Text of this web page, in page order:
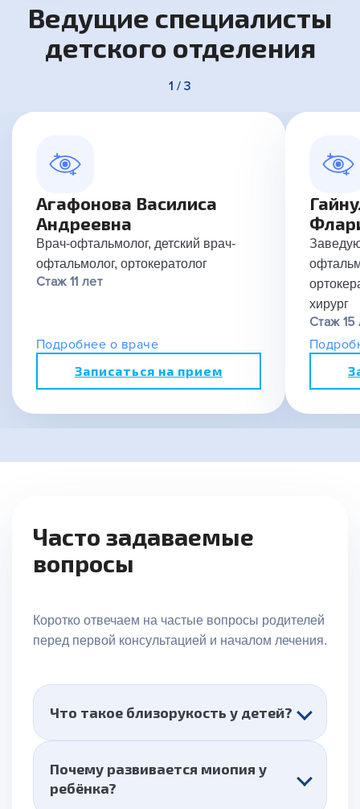
Ведущие специалисты
детского отделения
1 / 3
Агафонова Василиса
Андреевна
Врач-офтальмолог, детский врач-
офтальмолог, ортокератолог
Стаж 11 лет
Подробнее о враче
Записаться на прием
хирург
Стаж 15
Часто задаваемые
вопросы
Коротко отвечаем на частые вопросы родителей
перед первой консультацией и началом лечения.
Что такое близорукость у детей?
Почему развивается миопия у
ребёнка?